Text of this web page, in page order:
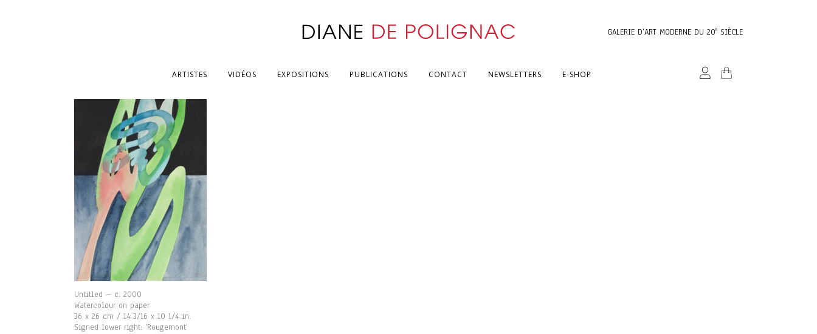
GALERIE D’ART MODERNE DU 20E SIÈCLE
ARTISTES VIDÉOS EXPOSITIONS PUBLICATIONS CONTACT NEWSLETTERS E-SHOP
Untitled – c. 2000
Watercolour on paper
36 x 26 cm / 14 3/16 x 10 1/4 in.
Signed lower right: ‘Rougemont’